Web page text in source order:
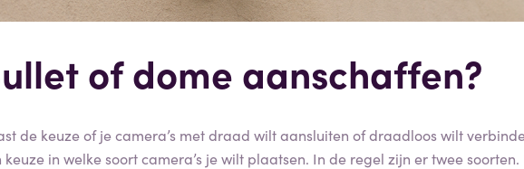
of dome aanschaffen?
de keuze of je camera’s met draad wilt aansluiten of draadloos wilt
keuze in welke soort camera’s je wilt plaatsen. In de regel zijn er twee